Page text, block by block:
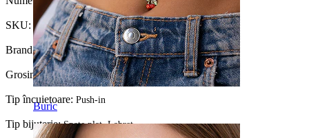
Buric
SKU: Labret-203
Brand:Bodymod Premium
Grosimea firului:1,2 mm
Tip încuietoare: Push-in
Tip bijuterie:Spate plat, Labret